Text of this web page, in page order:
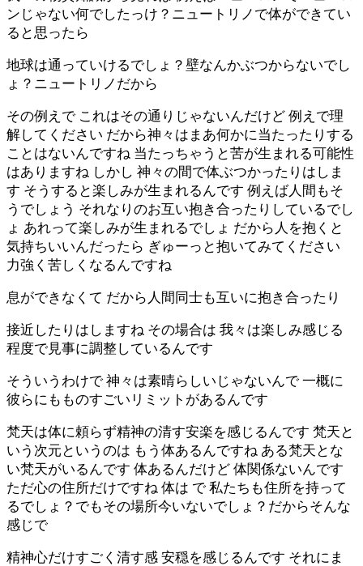
ンじゃない何でしたっけ？ニュートリノで体ができてい
ると思ったら
地球は通っていけるでしょ？壁なんかぶつからないでし
ょ？ニュートリノだから
その例えで これはその通りじゃないんだけど 例えで理
解してください だから神々はまあ何かに当たったりする
ことはないんですね 当たっちゃうと苦が生まれる可能性
はありますね しかし 神々の間で体ぶつかったりはしま
す そうすると楽しみが生まれるんです 例えば人間もそ
うでしょう それなりのお互い抱き合ったりしているでし
ょ あれって楽しみが生まれるでしょ だから人を抱くと
気持ちいいんだったら ぎゅーっと抱いてみてください
力強く苦しくなるんですね
息ができなくて だから人間同士も互いに抱き合ったり
接近したりはしますね その場合は 我々は楽しみ感じる
程度で見事に調整しているんです
そういうわけで 神々は素晴らしいじゃないんで 一概に
彼らにもものすごいリミットがあるんです
梵天は体に頼らず精神の清す安楽を感じるんです 梵天と
いう次元というのは もう体あるんですね ある梵天とな
い梵天がいるんです 体あるんだけど 体関係ないんです
ただ心の住所だけですね 体は で 私たちも住所を持って
るでしょ？でもその場所今いないでしょ？だからそんな
感じで
精神心だけすごく清す感 安穏を感じるんです それにま